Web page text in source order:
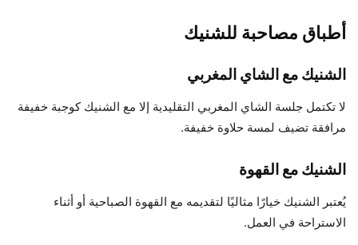
أطباق مصاحبة للشنيك
الشنيك مع الشاي المغربي
لا تكتمل جلسة الشاي المغربي التقليدية إلا مع الشنيك كوجبة خفيفة
مرافقة تضيف لمسة حلاوة خفيفة.
الشنيك مع القهوة
يُعتبر الشنيك خيارًا مثاليًا لتقديمه مع القهوة الصباحية أو أثناء
الاستراحة في العمل.